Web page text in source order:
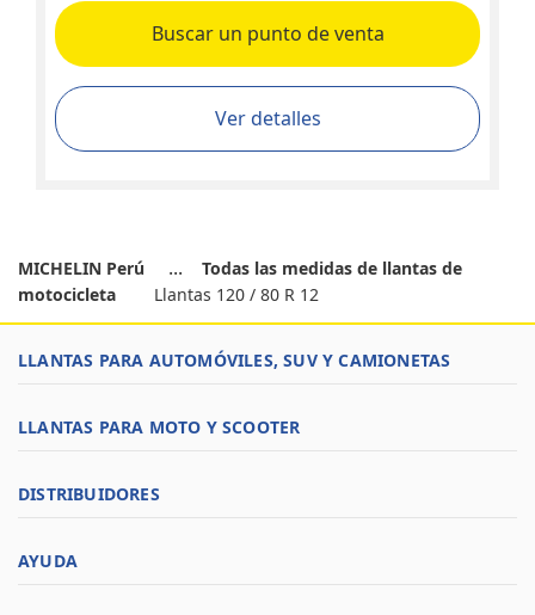
Buscar un punto de venta
Ver detalles
MICHELIN Perú
Todas las medidas de llantas de
motocicleta
Llantas 120 / 80 R 12
LLANTAS PARA AUTOMÓVILES, SUV Y CAMIONETAS
LLANTAS PARA MOTO Y SCOOTER
DISTRIBUIDORES
AYUDA